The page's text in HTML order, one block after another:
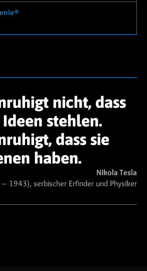
nicht, dass
stehlen.
dass sie
haben.
Nikola Tesla
1943), serbischer Erfinder und Physiker